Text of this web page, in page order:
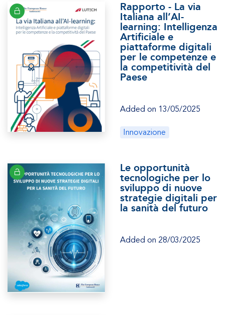
Rapporto - La via
Italiana all’AI-
learning: Intelligenza
Artificiale e
piattaforme digitali
per le competenze e
la competitività del
Paese
Added on 13/05/2025
Innovazione
Le opportunità
tecnologiche per lo
sviluppo di nuove
strategie digitali per
la sanità del futuro
Added on 28/03/2025